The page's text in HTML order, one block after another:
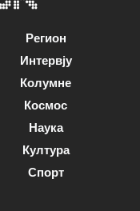
Регион
Интервју
Колумне
Космос
Наука
Култура
Спорт